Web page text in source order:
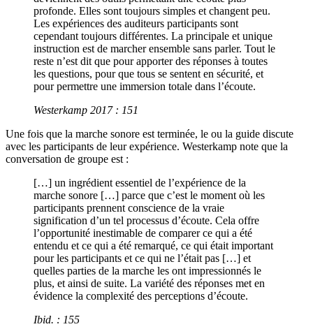
profonde. Elles sont toujours simples et changent peu.
Les expériences des auditeurs participants sont
cependant toujours différentes. La principale et unique
instruction est de marcher ensemble sans parler. Tout le
reste n’est dit que pour apporter des réponses à toutes
les questions, pour que tous se sentent en sécurité, et
pour permettre une immersion totale dans l’écoute.
Westerkamp 2017 : 151
Une fois que la marche sonore est terminée, le ou la guide discute
avec les participants de leur expérience. Westerkamp note que la
conversation de groupe est :
[…] un ingrédient essentiel de l’expérience de la
marche sonore […] parce que c’est le moment où les
participants prennent conscience de la vraie
signification d’un tel processus d’écoute. Cela offre
l’opportunité inestimable de comparer ce qui a été
entendu et ce qui a été remarqué, ce qui était important
pour les participants et ce qui ne l’était pas […] et
quelles parties de la marche les ont impressionnés le
plus, et ainsi de suite. La variété des réponses met en
évidence la complexité des perceptions d’écoute.
Ibid. : 155